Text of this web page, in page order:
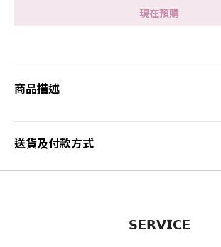
現在預購
商品描述
送貨及付款方式
𝗦𝗘𝗥𝗩𝗜𝗖𝗘